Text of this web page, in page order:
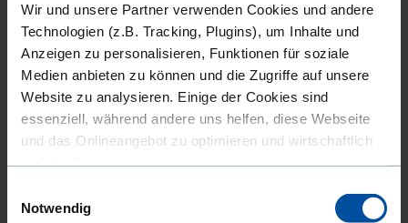
Wir und unsere Partner verwenden Cookies und andere
Technologien (z.B. Tracking, Plugins), um Inhalte und
Anzeigen zu personalisieren, Funktionen für soziale
Medien anbieten zu können und die Zugriffe auf unsere
Website zu analysieren. Einige der Cookies sind
essenziell, während andere uns helfen, diese Webseite
und das Onlineangebot zu optimieren und wirtschaftlich
Außerdem geben wir Informationen zu Ihrer Verwendung
unserer Website an unsere Partner für soziale Medien,
Notwendig
Krefeld
Laatzen
Landau
Landshut
Leistungsort: 03042 Cottbus
Vergabestelle:
Stadtverwaltung Cottbus
Veröffentlicht seit: 04.08.2026
Bewerbungsfrist: 20.08.2026
DIESEN AUFTRAG ANSEHEN AUF MERKLISTE SETZEN